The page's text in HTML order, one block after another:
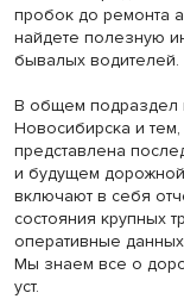
пробок до ремонта
найдете полезную
бывалых водителей.
В общем подраздел
Новосибирска и тем,
представлена
и будущем
включают в себя
состояния крупных
оперативные
Мы знаем все о
уст.